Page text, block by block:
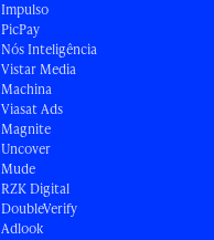
Impulso
PicPay
Nós Inteligência
Vistar Media
Machina
Viasat Ads
Magnite
Uncover
Mude
RZK Digital
DoubleVerify
Adlook